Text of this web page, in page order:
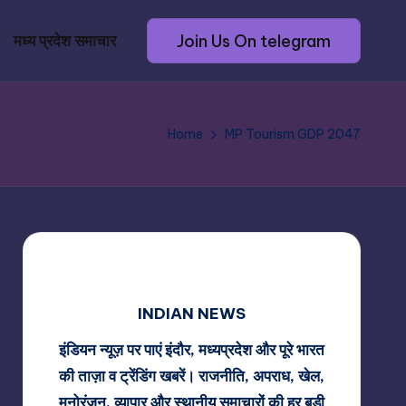
मध्य प्रदेश समाचार Join Us On telegram
Home MP Tourism GDP 2047
INDIAN NEWS
इंडियन न्यूज़ पर पाएं इंदौर, मध्यप्रदेश और पूरे भारत
की ताज़ा व ट्रेंडिंग खबरें। राजनीति, अपराध, खेल,